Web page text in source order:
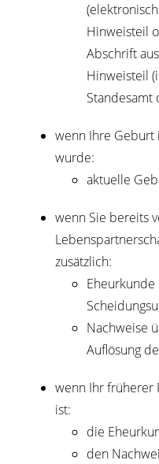
Hinweisteil
Abschrift
Hinweisteil
Standesamt
wenn Ihre
wurde:
​​​​​aktuelle
wenn Sie bereits
zusätzlich:
Nachweise
Auflösung
wenn Ihr früherer
ist:
die
den